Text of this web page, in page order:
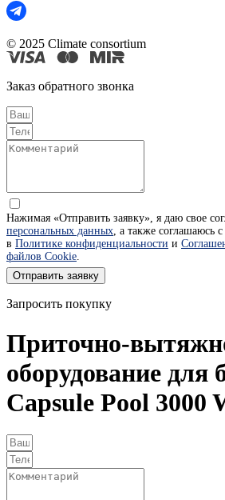
© 2025 Climate consortium
Заказ обратного звонка
Нажимая «Отправить заявку», я даю свое
персональных данных, а также соглашаюсь
в Политике конфиденциальности и
файлов Cookie.
Отправить заявку
Запросить покупку
Приточно-
оборудование для
Capsule Pool 3000